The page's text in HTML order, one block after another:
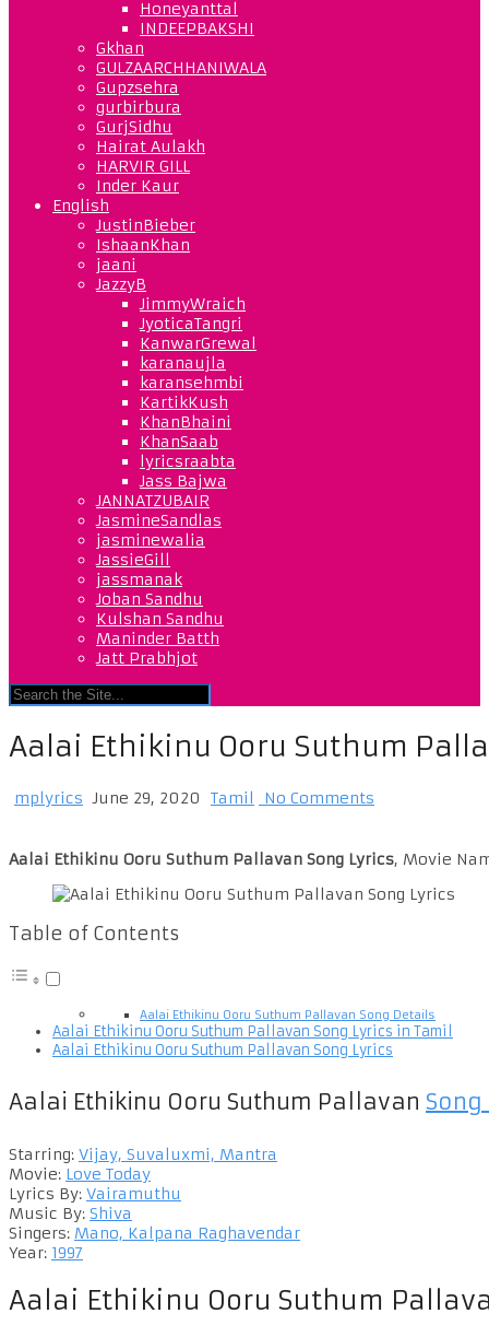
Honeyanttal
INDEEPBAKSHI
Gkhan
GULZAARCHHANIWALA
Gupzsehra
gurbirbura
GurjSidhu
Hairat Aulakh
HARVIR GILL
Inder Kaur
English
JustinBieber
IshaanKhan
jaani
JazzyB
JimmyWraich
JyoticaTangri
KanwarGrewal
karanaujla
karansehmbi
KartikKush
KhanBhaini
KhanSaab
lyricsraabta
Jass Bajwa
JANNATZUBAIR
JasmineSandlas
jasminewalia
JassieGill
jassmanak
Joban Sandhu
Kulshan Sandhu
Maninder Batth
Jatt Prabhjot
Aalai Ethikinu Ooru Suthum
mplyrics June 29, 2020 Tamil No Comments
Aalai Ethikinu Ooru Suthum Pallavan Song Lyrics, Movie
Table of Contents
Aalai Ethikinu Ooru Suthum Pallavan Song Details
Aalai Ethikinu Ooru Suthum Pallavan Song Lyrics in Tamil
Aalai Ethikinu Ooru Suthum Pallavan Song Lyrics
Aalai Ethikinu Ooru Suthum Pallavan
Starring: Vijay, Suvaluxmi, Mantra
Movie: Love Today
Lyrics By: Vairamuthu
Music By: Shiva
Singers: Mano, Kalpana Raghavendar
Year: 1997
Aalai Ethikinu Ooru Suthum